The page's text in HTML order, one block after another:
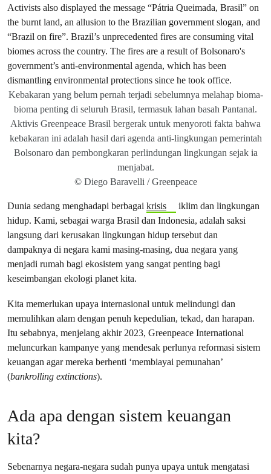
Kebakaran yang belum pernah terjadi sebelumnya melahap bioma-
bioma penting di seluruh Brasil, termasuk lahan basah Pantanal.
Aktivis Greenpeace Brasil bergerak untuk menyoroti fakta bahwa
kebakaran ini adalah hasil dari agenda anti-lingkungan pemerintah
Bolsonaro dan pembongkaran perlindungan lingkungan sejak ia
menjabat.
© Diego Baravelli / Greenpeace
Dunia sedang menghadapi berbagai krisis
iklim dan lingkungan
hidup. Kami, sebagai warga Brasil dan Indonesia, adalah saksi
langsung dari kerusakan lingkungan hidup tersebut dan
dampaknya di negara kami masing-masing, dua negara yang
menjadi rumah bagi ekosistem yang sangat penting bagi
keseimbangan ekologi planet kita.
Kita memerlukan upaya internasional untuk melindungi dan
memulihkan alam dengan penuh kepedulian, tekad, dan harapan.
Itu sebabnya, menjelang akhir 2023, Greenpeace International
meluncurkan kampanye yang mendesak perlunya reformasi sistem
keuangan agar mereka berhenti ‘membiayai pemunahan’
(bankrolling extinctions).
Ada apa dengan sistem keuangan
kita?
Sebenarnya negara-negara sudah punya upaya untuk mengatasi